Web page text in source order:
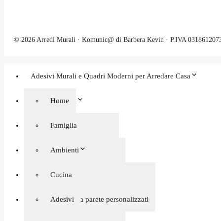
© 2026 Arredi Murali · Komunic@ di Barbera Kevin · P.IVA
Adesivi Murali e Quadri Moderni per Arredare Casa
Home
Adesivi Murali
Famiglia
Frasi aforismi
Personalizzati
Ambienti
Quadri moderni
Ambienti
Bagno
Bambini e
Astratti
Personalizzati
Orologi da Parete
Cucina
Orologi da parete personalizzati
Decorazioni murali negozi
Adesivi
Shabby chic